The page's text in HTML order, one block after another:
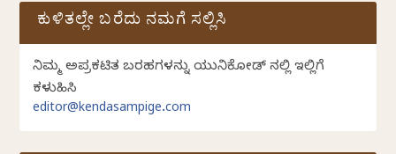
ಕುಳಿತಲ್ಲೇ ಬರೆದು ನಮಗೆ ಸಲ್ಲಿಸಿ
ನಿಮ್ಮ ಅಪ್ರಕಟಿತ ಬರಹಗಳನ್ನು ಯುನಿಕೋಡ್ ನಲ್ಲಿ ಇಲ್ಲಿಗೆ
ಕಳುಹಿಸಿ
editor@kendasampige.com